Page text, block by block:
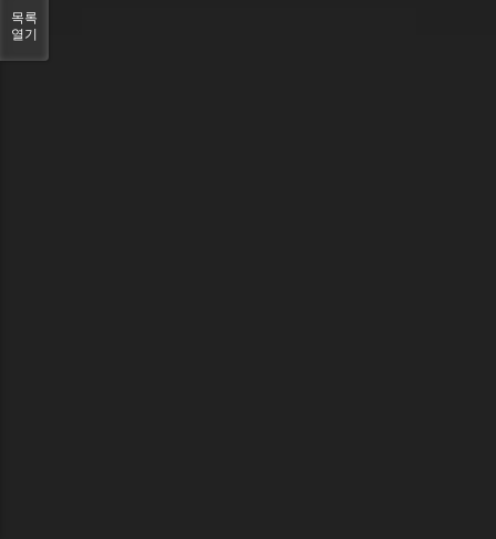
목록
열기